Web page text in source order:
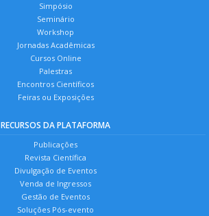
Simpósio
Seminário
Workshop
Jornadas Acadêmicas
Cursos Online
Palestras
Encontros Científicos
Feiras ou Exposições
RECURSOS DA PLATAFORMA
Publicações
Revista Científica
Divulgação de Eventos
Venda de Ingressos
Gestão de Eventos
Soluções Pós-evento